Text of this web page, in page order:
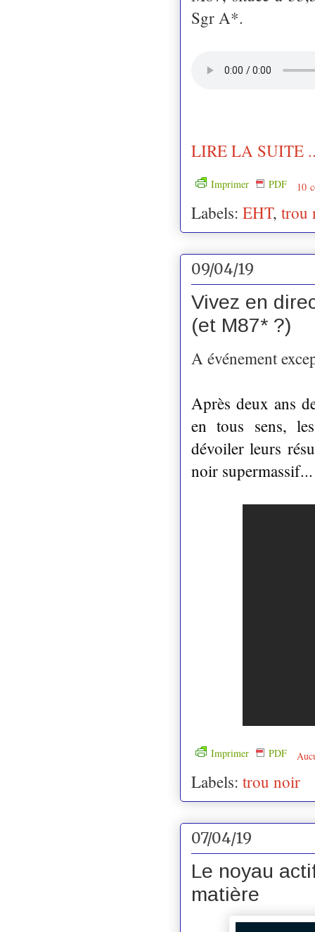
Sgr A*.
LIRE LA SUITE
Imprimer PDF 10
Labels: EHT, trou
09/04/19
Vivez en
(et M87* ?)
A événement
Après deux ans
en tous sens,
dévoiler leurs
noir
Imprimer PDF
Labels: trou noir
07/04/19
Le noyau
matière